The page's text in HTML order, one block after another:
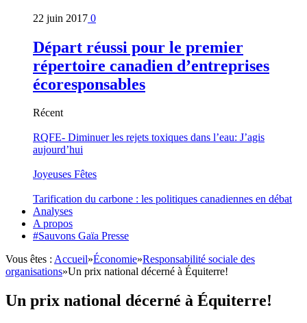
22 juin 2017 0
Départ réussi pour le premier
répertoire canadien d’entreprises
écoresponsables
Récent
RQFE- Diminuer les rejets toxiques dans l’eau: J’agis
aujourd’hui
Joyeuses Fêtes
Tarification du carbone : les politiques canadiennes en débat
Analyses
A propos
#Sauvons Gaïa Presse
Vous êtes : Accueil»Économie»Responsabilité sociale des
organisations»Un prix national décerné à Équiterre!
Un prix national décerné à Équiterre!